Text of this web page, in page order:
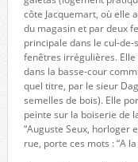
côte Jacquemart, où elle
du magasin et par deux
principale dans le cul-
fenêtres irrégulières.
dans la basse-cour
quel titre, par le sieur
semelles de bois). Elle
peinte sur la boiserie de
“Auguste Seux, horloger
rue, porte ces mots : “A